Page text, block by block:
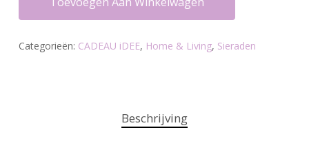
Categorieën: CADEAU iDEE, Home & Living, Sieraden
Beschrijving